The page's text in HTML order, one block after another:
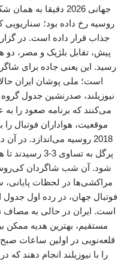
جهانی 2026 دقیقا
روسیه رخ داده بود؛ سناریویی
جذاب قرار داده است. در
رسید. این یعنی جاده برای
است؛ ملی پوشان ایران
نیوزیلند، صدرنشین جدول
می‌کنند که برنامه صعود را
موقعیت، هواداران فوتبال
2018 روسیه می‌اندازد. در
پرگل به تساوی
شود. آن شب شاگردان
مراکشی‌ها در لحظات پایانی،
فوتبال جهان، در رده اول جدول
است. ایران در حالی به مصاف
مستقیم، بهترین هدیه ممکن
قلعه‌نویی در اولین ساعات
را با نیوزیلند انجام دهند که در